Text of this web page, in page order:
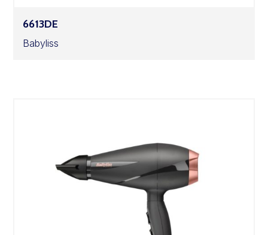
6613DE
Babyliss